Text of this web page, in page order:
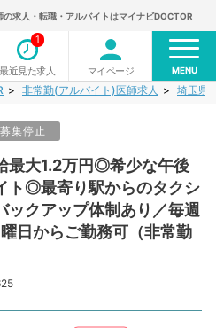
の求人・転職・アルバイトはマイナビDOCTOR
最近見た求人
1
マイページ MENU
非常勤(アルバイト)医師求人 埼玉県
募集停止
最大1.2万円◎希少な午後
ト◎最寄り駅からのタクシ
クアップ体制あり／毎週
日からご勤務可（非常勤